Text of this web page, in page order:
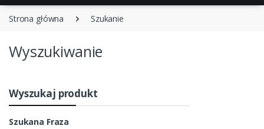
Strona główna Szukanie
Wyszukiwanie
Wyszukaj produkt
Szukana Fraza